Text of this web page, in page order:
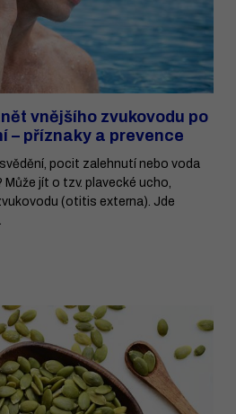
vnějšího zvukovodu po
– příznaky a prevence
pocit zalehnutí nebo voda
Může jít o tzv. plavecké ucho,
(otitis externa). Jde